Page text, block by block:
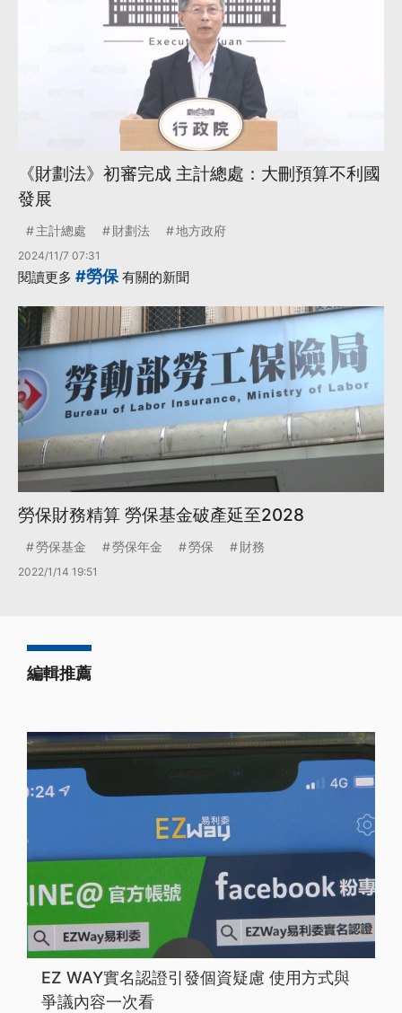
《財劃法》初審完成 主計總處：大刪預算不利國
發展
主計總處 財劃法 地方政府
2024/11/7 07:31
閱讀更多 #勞保 有關的新聞
勞保財務精算 勞保基金破產延至2028
勞保基金 勞保年金 勞保 財務
2022/1/14 19:51
編輯推薦
EZ WAY實名認證引發個資疑慮 使用方式與
爭議內容一次看